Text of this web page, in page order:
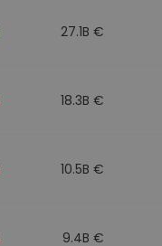
27.1B €
18.3B €
10.5B €
9.4B €